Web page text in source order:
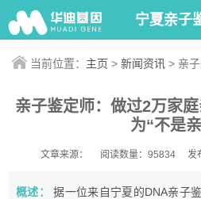
宁夏亲子
当前位置： 主页 > 新闻资讯 > 亲
定，28%鉴定为“不是亲生”
亲子鉴定师：做过2万家
为“不是
文章来源： 阅读数量：95834 发
概述：
据一位来自宁夏的DNA亲子